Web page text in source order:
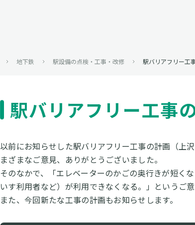
地下鉄 駅設備の点検・工事・改修 駅バリアフリー工
駅バリアフリー工事
以前にお知らせした駅バリアフリー工事の計画（上
まざまなご意見、ありがとうございました。
そのなかで、「エレベーターのかごの奥行きが短く
いす利用者など）が利用できなくなる。」というご
また、今回新たな工事の計画もお知らせします。